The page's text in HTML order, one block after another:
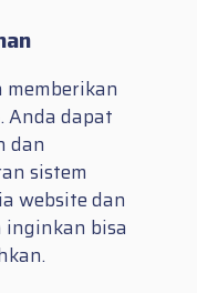
Anda dapat
dan
sistem
website dan
inginkan bisa